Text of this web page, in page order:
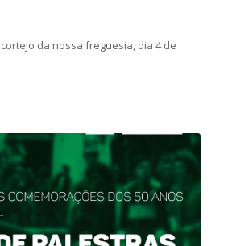
da nossa freguesia, dia 4 de